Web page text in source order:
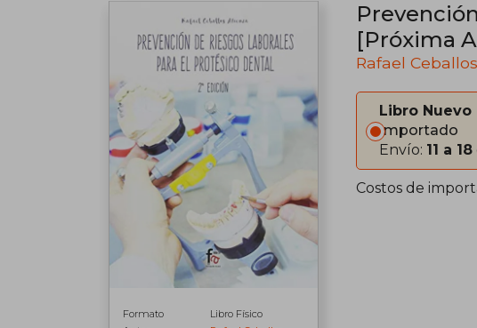
Formato
Libro Físico
[Próxima
Rafael
Libro Nuevo
Importado
Envío: 11 a 18
Costos de